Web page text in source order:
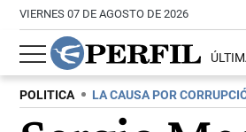
VIERNES 07 DE AGOSTO DE 2026
POLITICA LA CAUSA POR